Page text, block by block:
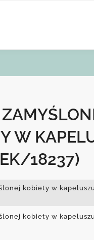
W
18237)
kobiety w
kobiety w